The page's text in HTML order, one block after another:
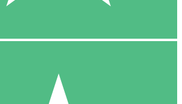
10 Downloads
20 00